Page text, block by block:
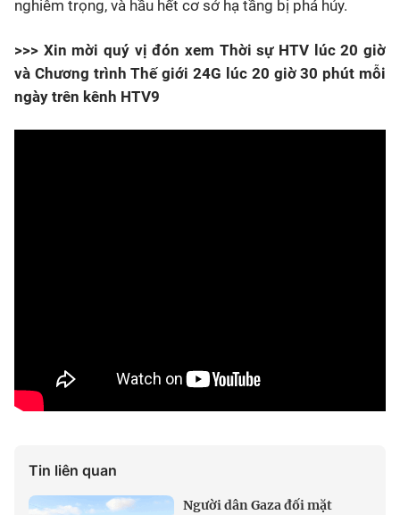
nghiêm trọng, và hầu hết cơ sở hạ tầng bị phá hủy.
>>> Xin mời quý vị đón xem Thời sự HTV lúc 20 giờ
và Chương trình Thế giới 24G lúc 20 giờ 30 phút mỗi
ngày trên kênh HTV9
Tin liên quan
Người dân Gaza đối mặt